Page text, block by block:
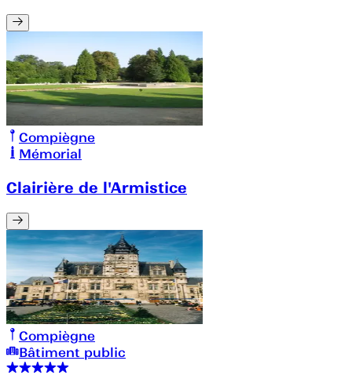
Compiègne
Mémorial
Clairière de l'Armistice
Compiègne
Bâtiment public